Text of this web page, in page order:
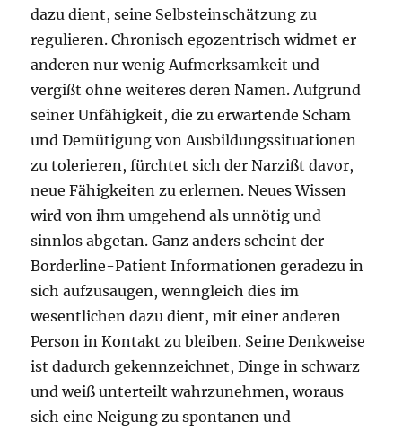
dazu dient, seine Selbsteinschätzung zu
regulieren. Chronisch egozentrisch widmet er
anderen nur wenig Aufmerksamkeit und
vergißt ohne weiteres deren Namen. Aufgrund
seiner Unfähigkeit, die zu erwartende Scham
und Demütigung von Ausbildungssituationen
zu tolerieren, fürchtet sich der Narzißt davor,
neue Fähigkeiten zu erlernen. Neues Wissen
wird von ihm umgehend als unnötig und
sinnlos abgetan. Ganz anders scheint der
Borderline-Patient Informationen geradezu in
sich aufzusaugen, wenngleich dies im
wesentlichen dazu dient, mit einer anderen
Person in Kontakt zu bleiben. Seine Denkweise
ist dadurch gekennzeichnet, Dinge in schwarz
und weiß unterteilt wahrzunehmen, woraus
sich eine Neigung zu spontanen und